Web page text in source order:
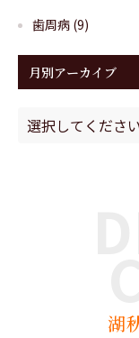
歯周病 (9)
月別アーカイブ
湖